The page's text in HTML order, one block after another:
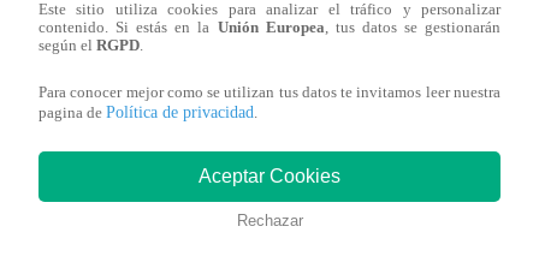
También te puede
interesar
Este sitio utiliza cookies para analizar el tráfico y personalizar
contenido. Si estás en la Unión Europea, tus datos se gestionarán
según el RGPD.
Para conocer mejor como se utilizan tus datos te invitamos leer nuestra
pagina de Política de privacidad.
Aceptar Cookies
Rechazar